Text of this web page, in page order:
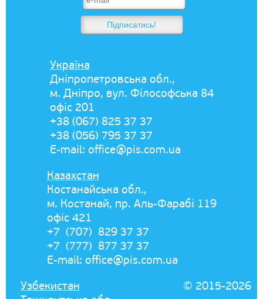
Україна
Дніпропетровська обл.,
м. Дніпро, вул. Філософська 84
офіс 201
+38 (067) 825 37 37
+38 (056) 795 37 37
E-mail: office@pis.com.ua
Казахстан
Костанайська обл.,
м. Костанай, пр. Аль-Фарабі 119
офіс 421
+7 (707) 829 37 37
+7 (777) 877 37 37
E-mail: office@pis.com.ua
Узбекистан
© 2015-2026